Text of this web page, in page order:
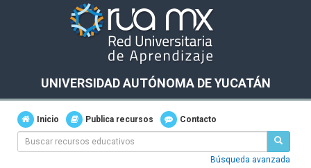
UNIVERSIDAD AUTÓNOMA DE YUCATÁN
Inicio Publica recursos Contacto
Búsqueda avanzada